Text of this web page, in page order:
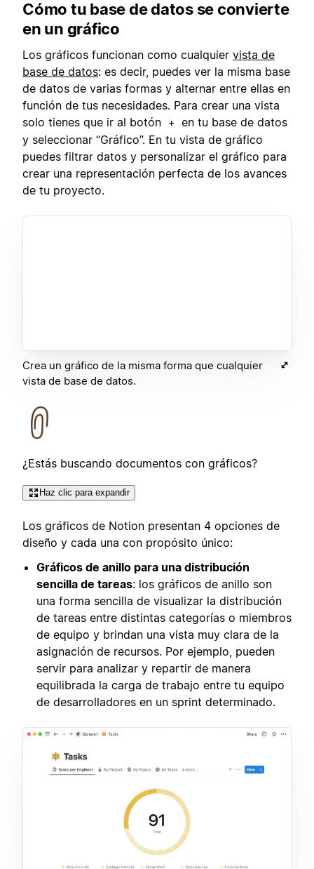
Cómo tu base de datos se convierte
en un gráfico
Los gráficos funcionan como cualquier vista de
base de datos: es decir, puedes ver la misma base
de datos de varias formas y alternar entre ellas en
función de tus necesidades. Para crear una vista
solo tienes que ir al botón
+
en tu base de datos
y seleccionar “Gráfico”. En tu vista de gráfico
puedes filtrar datos y personalizar el gráfico para
crear una representación perfecta de los avances
de tu proyecto.
Crea un gráfico de la misma forma que cualquier
vista de base de datos.
¿Estás buscando documentos con gráficos?
Haz clic para expandir
Los gráficos de Notion presentan 4 opciones de
diseño y cada una con propósito único:
Gráficos de anillo para una distribución
sencilla de tareas: los gráficos de anillo son
una forma sencilla de visualizar la distribución
de tareas entre distintas categorías o miembros
de equipo y brindan una vista muy clara de la
asignación de recursos. Por ejemplo, pueden
servir para analizar y repartir de manera
equilibrada la carga de trabajo entre tu equipo
de desarrolladores en un sprint determinado.